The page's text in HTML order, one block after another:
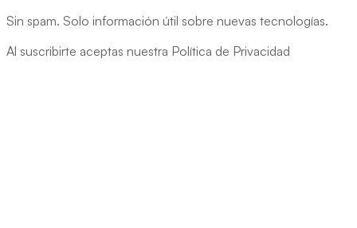
Sin spam. Solo información útil sobre nuevas tecnologías.
Al suscribirte aceptas nuestra Política de Privacidad